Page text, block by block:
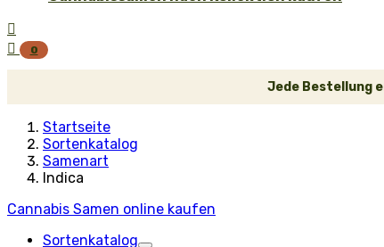


0
Jede Bestellung
Startseite
Sortenkatalog
Samenart
Indica
Cannabis Samen online kaufen
Sortenkatalog